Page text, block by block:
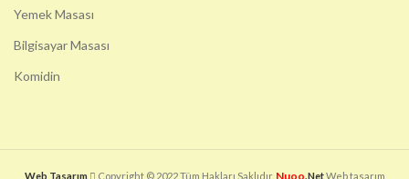
Yemek Masası
Bilgisayar Masası
Komidin
Web Tasarım Copyright © 2022 Tüm Hakları Saklıdır. Nuoo.NetWeb tasarım